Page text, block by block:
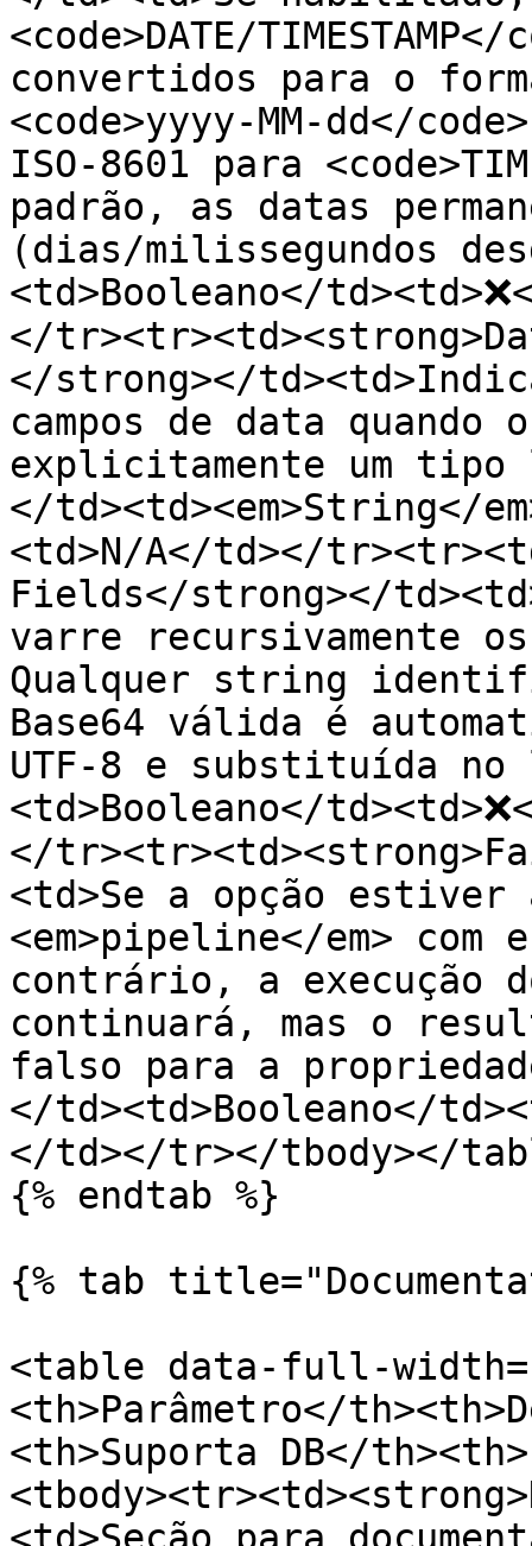
<code>DATE/
convertidos para o
<code>yyyy-MM-dd</
ISO-8601 para
padrão, as datas
(dias/milissegundos
<td>Booleano</
</
</strong></
campos de data quando
explicitamente um tipo
</td><td><em>String</
<td>N/A</td></
Fields</strong></
varre recursivamente
Qualquer string
Base64 válida é
UTF-8 e substituída
<td>Booleano</
</
<td>Se a opção
<em>pipeline</em>
contrário, a execução
continuará, mas o
falso para a
</td><td>Booleano</
</td></tr></tbody></
{% endtab %}
{% tab
<table data-full-
<th>Parâmetro</
<th>Suporta DB</